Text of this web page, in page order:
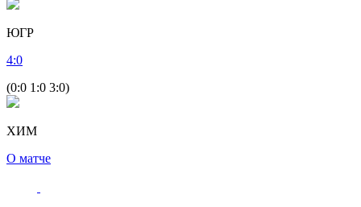
ЮГР
4:0
(0:0 1:0 3:0)
ХИМ
О матче